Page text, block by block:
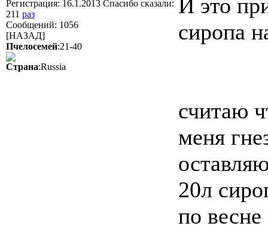
Регистрация: 16.1.2013 Спасибо сказали:
211 раз
Сообщений: 1056
[НАЗАД]
Пчелосемей:21-40
Страна:Russia
И это
сиропа
считаю
меня
20л
по